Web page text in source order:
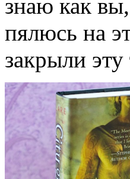
знаю как
пялюсь на
закрыли